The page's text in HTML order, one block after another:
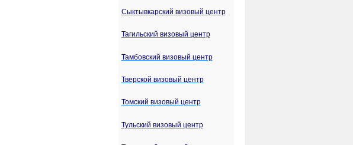
Сыктывкарский визовый центр
Тагильский визовый центр
Тамбовский визовый центр
Тверской визовый центр
Томский визовый центр
Тульский визовый центр